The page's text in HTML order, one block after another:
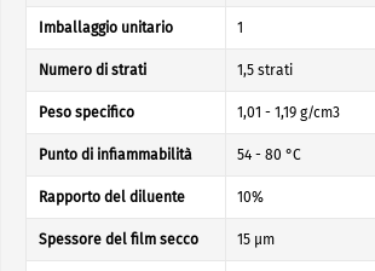
Imballaggio unitario 1
Numero di strati 1,5 strati
Peso specifico 1,01 - 1,19 g/cm3
Punto di infiammabilità 54 - 80 °C
Rapporto del diluente 10%
Spessore del film secco 15 µm